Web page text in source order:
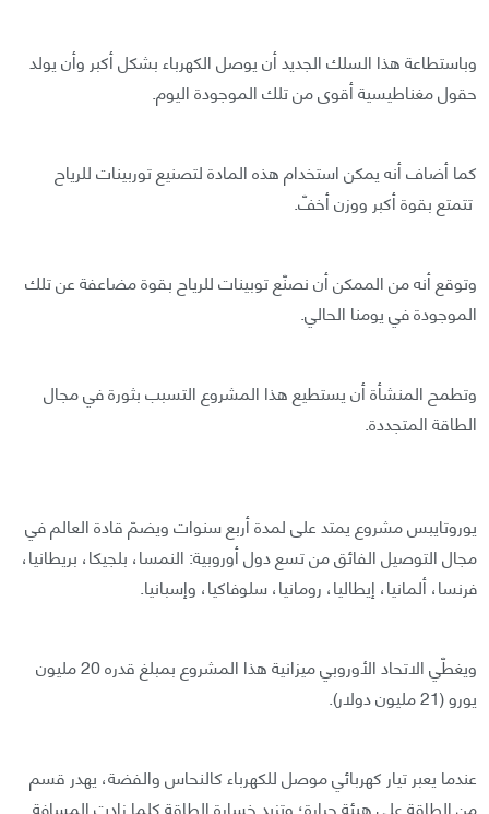
وباستطاعة هذا السلك الجديد أن يوصل الكهرباء بشكل أكبر وأن يولد
حقول مغناطيسية أقوى من تلك الموجودة اليوم.
كما أضاف أنه يمكن استخدام هذه المادة لتصنيع توربينات للرياح
تتمتع بقوة أكبر ووزن أخفّ.
وتوقع أنه من الممكن أن نصنّع توبينات للرياح بقوة مضاعفة عن تلك
الموجودة في يومنا الحالي.
وتطمح المنشأة أن يستطيع هذا المشروع التسبب بثورة في مجال
الطاقة المتجددة.
يوروتايبس مشروع يمتد على لمدة أربع سنوات ويضمّ قادة العالم في
مجال التوصيل الفائق من تسع دول أوروبية: النمسا، بلجيكا، بريطانيا،
فرنسا، ألمانيا، إيطاليا، رومانيا، سلوفاكيا، وإسبانيا.
ويغطّي الاتحاد الأوروبي ميزانية هذا المشروع بمبلغ قدره 20 مليون
يورو (21 مليون دولار).
عندما يعبر تيار كهربائي موصل للكهرباء كالنحاس والفضة، يهدر قسم
من الطاقة على هيئة حرارة؛ وتزيد خسارة الطاقة كلما زادت المسافة